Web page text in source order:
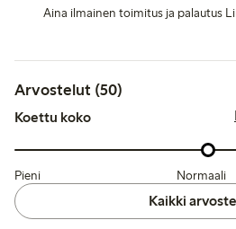
Aina ilmainen toimitus ja palautus
Arvostelut (50)
Koettu koko
Pieni Normaali
Kaikki